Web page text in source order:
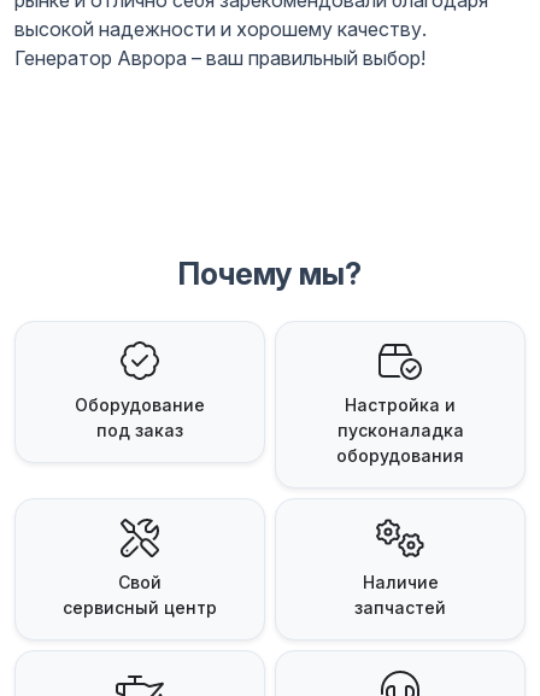
высокой надежности и хорошему качеству.
Генератор Аврора – ваш правильный выбор!
Почему мы?
Оборудование
под заказ
Настройка и
пусконаладка
оборудования
Свой
сервисный центр
Наличие
запчастей